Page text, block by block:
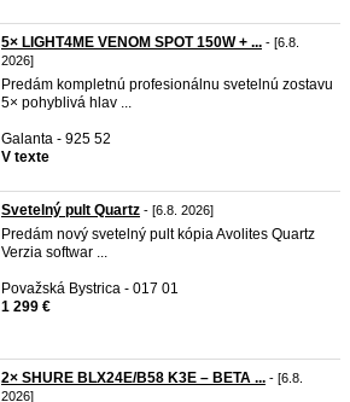
5× LIGHT4ME VENOM SPOT 150W + ... - [6.8.
2026]
Predám kompletnú profesionálnu svetelnú zostavu
5× pohyblivá hlav ...
Galanta - 925 52
V texte
Svetelný pult Quartz - [6.8. 2026]
Predám nový svetelný pult kópia Avolites Quartz
Verzia softwar ...
Považská Bystrica - 017 01
1 299 €
2× SHURE BLX24E/B58 K3E – BETA ... - [6.8.
2026]